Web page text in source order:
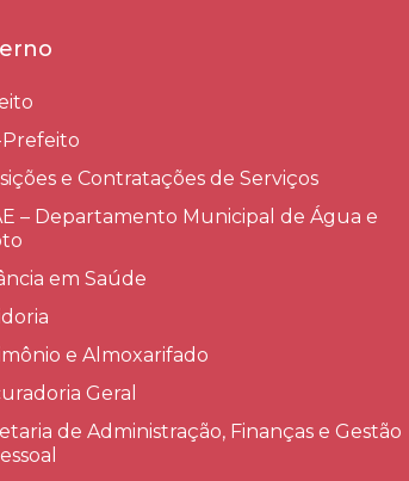
Prefeito
e Contratações de Serviços​
– Departamento Municipal de Água e
em Saúde
e Almoxarifado
Geral
de Administração, Finanças e Gestão